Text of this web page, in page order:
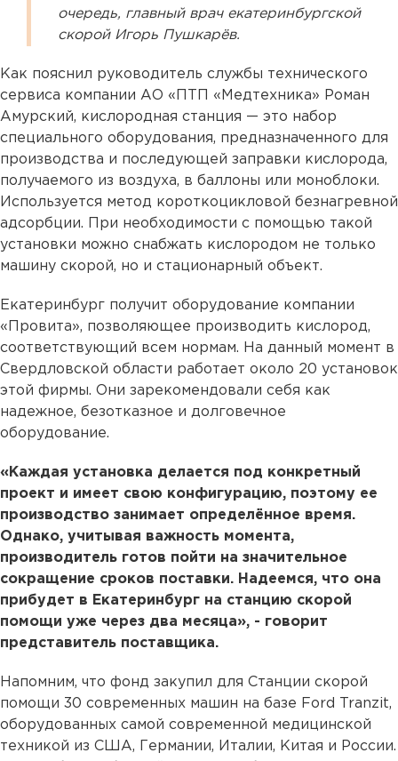
очередь, главный врач екатеринбургской
скорой Игорь Пушкарёв.
Как пояснил руководитель службы технического
сервиса компании АО «ПТП «Медтехника» Роман
Амурский, кислородная станция — это набор
специального оборудования, предназначенного для
производства и последующей заправки кислорода,
получаемого из воздуха, в баллоны или моноблоки.
Используется метод короткоцикловой безнагревной
адсорбции. При необходимости с помощью такой
установки можно снабжать кислородом не только
машину скорой, но и стационарный объект.
Екатеринбург получит оборудование компании
«Провита», позволяющее производить кислород,
соответствующий всем нормам. На данный момент в
Свердловской области работает около 20 установок
этой фирмы. Они зарекомендовали себя как
надежное, безотказное и долговечное
оборудование.
«Каждая установка делается под конкретный
проект и имеет свою конфигурацию, поэтому ее
производство занимает определённое время.
Однако, учитывая важность момента,
производитель готов пойти на значительное
сокращение сроков поставки. Надеемся, что она
прибудет в Екатеринбург на станцию скорой
помощи уже через два месяца», - говорит
представитель поставщика.
Напомним, что фонд закупил для Станции скорой
помощи 30 современных машин на базе Ford Tranzit,
оборудованных самой современной медицинской
техникой из США, Германии, Италии, Китая и России.